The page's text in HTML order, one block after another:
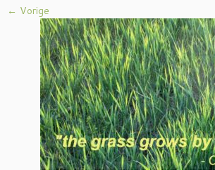
← Vorige